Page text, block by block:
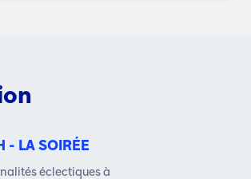
- LA SOIRÉE
éclectiques à